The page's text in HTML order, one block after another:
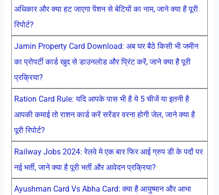
अधिकार और क्या हट जाएगा पेंशन से बेटियों का नाम, जाने क्या है पूरी
रिपोर्ट?
Jamin Property Card Download: अब घर बैठे किसी भी जमीन
का प्रोपर्टी कार्ड खुद से डाउनलोड और प्रिंट करें, जाने क्या है पूरी
प्रक्रिया?
Ration Card Rule: यदि आपके पास भी है ये 5 चीजें या इतनी है
आपकी कमाई तो राशन कार्ड करें सरेंडर वरना होगी जेल, जाने क्या है
पूरी रिपोर्ट?
Railway Jobs 2024: रेलवे मे एक बार फिर आई ग्रुप डी के पदों पर
नई भर्ती, जाने क्या है पूरी भर्ती और आवेदन प्रक्रिया?
Ayushman Card Vs Abha Card: क्या है आयुष्मान और आभा